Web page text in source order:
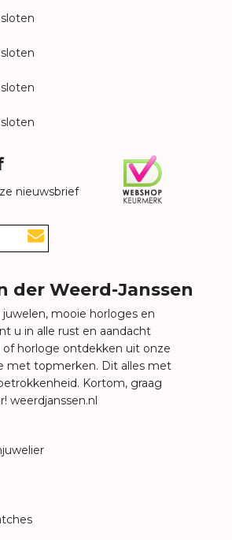
nieuwsbrief
der Weerd-Janssen
mooie horloges en
u in alle rust en aandacht
of horloge ontdekken uit onze
met topmerken. Dit alles met
Kortom, graag
weerdjanssen.nl